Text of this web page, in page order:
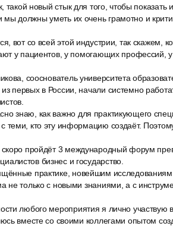
новый стык для того, чтобы показать
должны уметь их очень грамотно и
вот со всей этой индустрии, так скажем,
у пациентов, у помогающих
сооснователь университета
первых в России, начали системно
знаю, как важно для практикующего
теми, кто эту информацию создаёт.
пройдёт 3 международный форум
бизнес и государство.
практике, новейшим
не только с новыми знаниями, а с
любого мероприятия я лично участвую
вместе со своими коллегами опытом